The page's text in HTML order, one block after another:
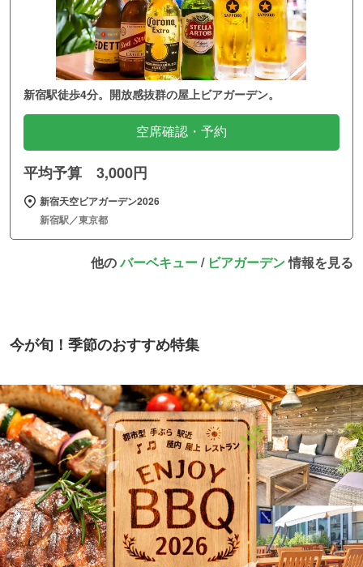
新宿駅徒歩4分。開放感抜群の屋上ビアガーデン。
空席確認・予約
平均予算 3,000円
新宿天空ビアガーデン2026
新宿駅／東京都
他のバーベキュー/ ビアガーデン情報を見る
今が旬！季節のおすすめ特集